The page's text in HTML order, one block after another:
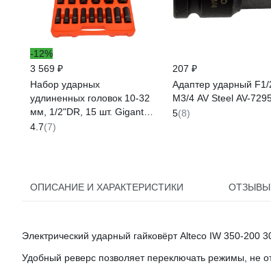
-12%
3 569 ₽
Набор ударных
удлиненных головок 10-32
мм, 1/2"DR, 15 шт. Gigant
G-11325
4.7(7)
207 ₽
Адаптер ударный F1/
M3/4 AV Steel AV-
5(8)
ОПИСАНИЕ И ХАРАКТЕРИСТИКИ ОТЗЫВЫ
Электрический ударный гайковёрт Alteco IW 350-200
Удобный реверс позволяет переключать режимы, не